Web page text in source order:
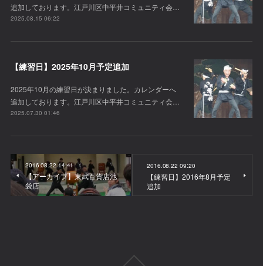
追加しております。江戸川区中平井コミュニティ会…
2025.08.15 06:22
【練習日】2025年10月予定追加
2025年10月の練習日が決まりました。カレンダーへ
追加しております。江戸川区中平井コミュニティ会…
2025.07.30 01:46
2016.08.22 14:41
【アーカイブ】東武百貨店池
袋店
2016.08.22 09:20
【練習日】2016年8月予定
追加